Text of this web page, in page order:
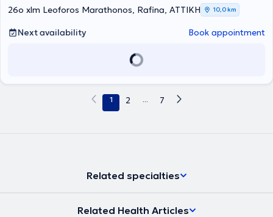
Therapy, Occupational Therapy, Special Education, Child
Psychological Intervention, specialized gymnastics, parental
support, and English for learning difficulties.
26o xlm Leoforos Marathonos, Rafina, ΑΤΤΙΚΗ 10,0 km
Next availability Book appointment
1 2 ... 7
Related specialties
Related Health Articles